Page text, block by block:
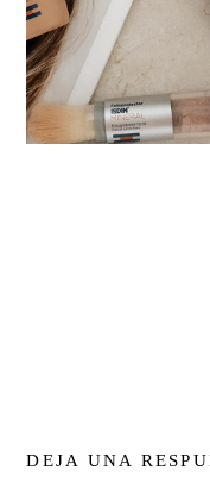
DEJA UNA